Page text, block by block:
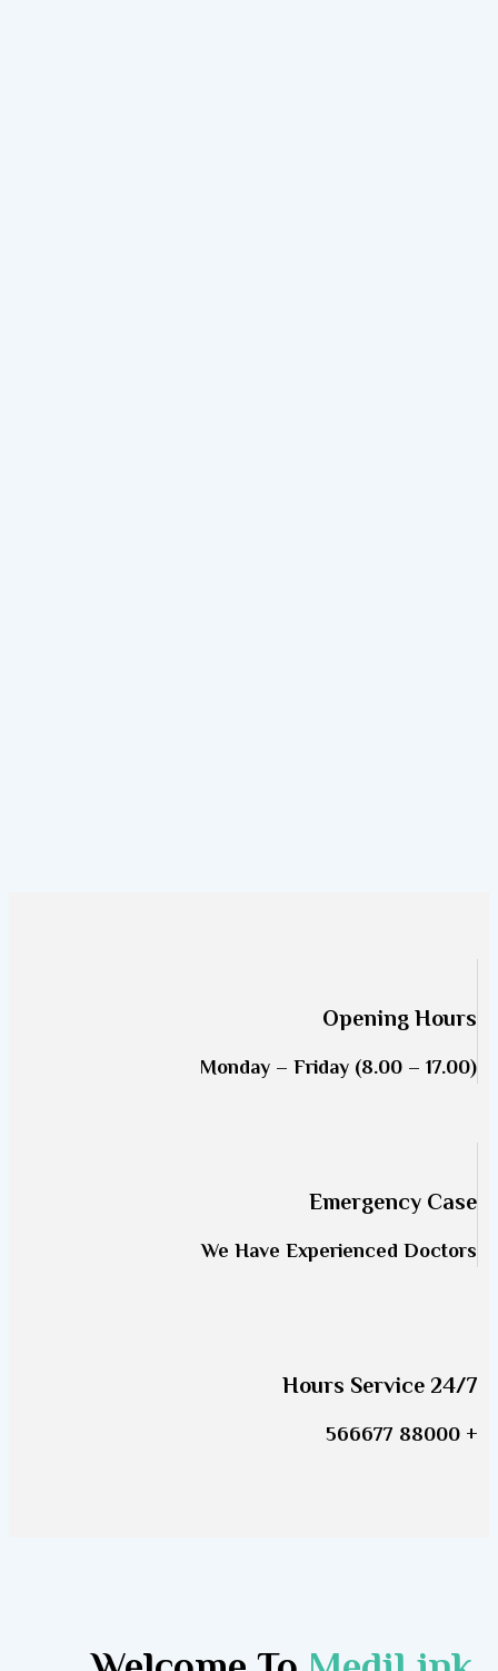
Opening Hours
Monday – Friday (8.00 – 17.00)
Emergency Case
We Have Experienced Doctors
24/7 Hours Service
+ 88000 566677